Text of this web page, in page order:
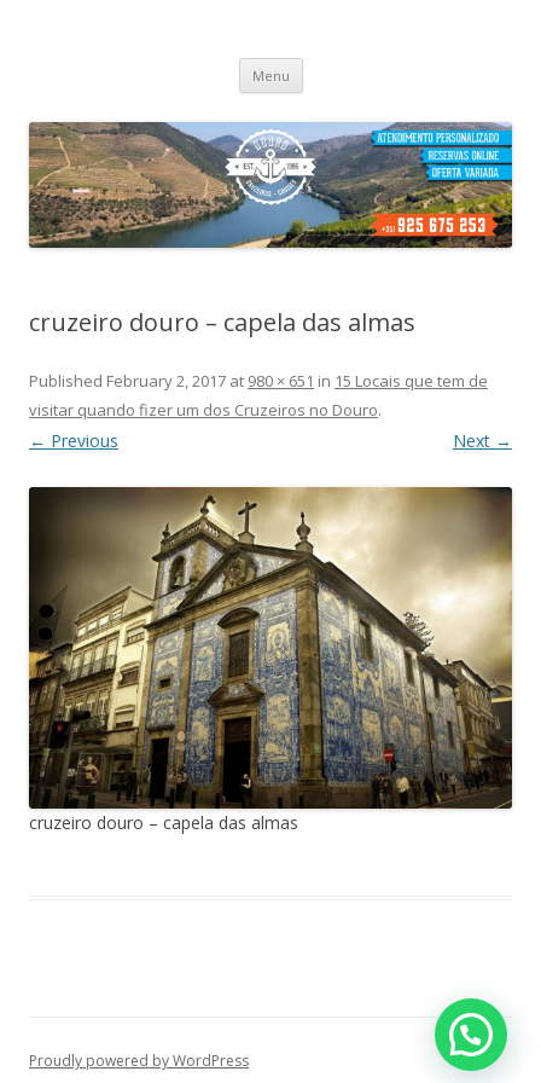
Menu Skip
content
cruzeiro douro – capela das almas
Published February 2, 2017 at 980 × 651 in 15 Locais que tem de
visitar quando fizer um dos Cruzeiros no Douro.
← Previous Next →
cruzeiro douro – capela das almas
Proudly powered by WordPress